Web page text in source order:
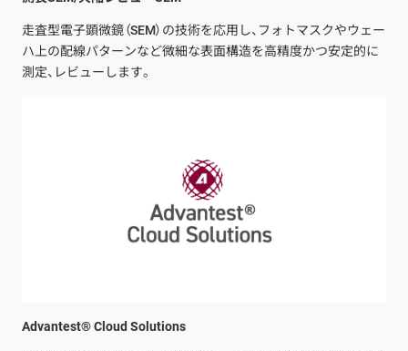
走査型電子顕微鏡（SEM）の技術を応用し、フォトマスクやウェー
ハ上の配線パターンなど微細な表面構造を高精度かつ安定的に
測定、レビューします。
Advantest® Cloud Solutions